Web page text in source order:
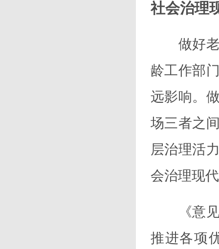
社会治理
做好老
龄工作部
远影响。
场三者之
层治理活
会治理现
《意见
推进各项